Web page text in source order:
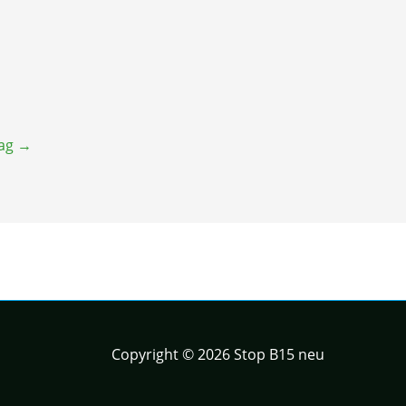
→
Copyright © 2026 Stop B15 neu